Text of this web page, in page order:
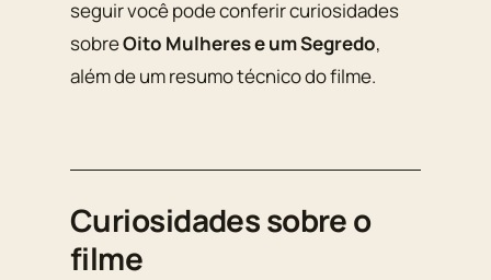
seguir você pode conferir curiosidades
sobreOito Mulheres e um Segredo,
além de um resumo técnico do filme.
Curiosidades sobre o
filme